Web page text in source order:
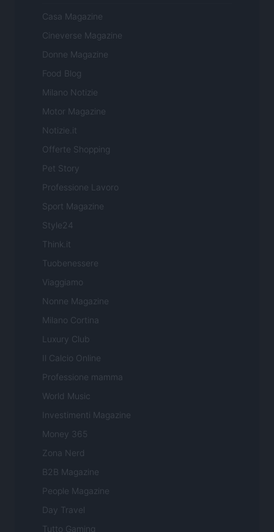
Casa Magazine
Cineverse Magazine
Donne Magazine
Food Blog
Milano Notizie
Motor Magazine
Notizie.it
Offerte Shopping
Pet Story
Professione Lavoro
Sport Magazine
Style24
Think.it
Tuobenessere
Viaggiamo
Nonne Magazine
Milano Cortina
Luxury Club
Il Calcio Online
Professione mamma
World Music
Investimenti Magazine
Money 365
Zona Nerd
B2B Magazine
People Magazine
Day Travel
Tutto Gaming